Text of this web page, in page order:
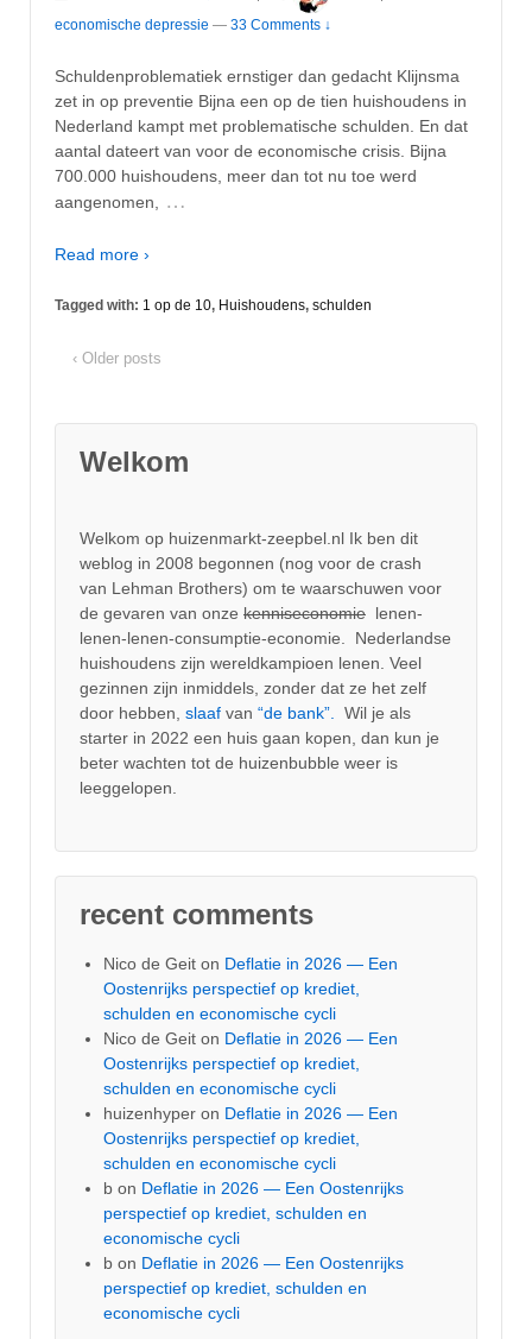
economische depressie — 33 Comments ↓
Schuldenproblematiek ernstiger dan gedacht Klijnsma
zet in op preventie Bijna een op de tien huishoudens in
Nederland kampt met problematische schulden. En dat
aantal dateert van voor de economische crisis. Bijna
700.000 huishoudens, meer dan tot nu toe werd
aangenomen, …
Read more ›
Tagged with: 1 op de 10, Huishoudens, schulden
‹ Older posts
Welkom
Welkom op huizenmarkt-zeepbel.nl Ik ben dit
weblog in 2008 begonnen (nog voor de crash
van Lehman Brothers) om te waarschuwen voor
de gevaren van onze kenniseconomie lenen-
lenen-lenen-consumptie-economie. Nederlandse
huishoudens zijn wereldkampioen lenen. Veel
gezinnen zijn inmiddels, zonder dat ze het zelf
door hebben, slaaf van “de bank”.
Wil je als
starter in 2022 een huis gaan kopen, dan kun je
beter wachten tot de huizenbubble weer is
leeggelopen.
recent comments
Nico de Geit on Deflatie in 2026 — Een
Oostenrijks perspectief op krediet,
schulden en economische cycli
Nico de Geit on Deflatie in 2026 — Een
Oostenrijks perspectief op krediet,
schulden en economische cycli
huizenhyper on Deflatie in 2026 — Een
Oostenrijks perspectief op krediet,
schulden en economische cycli
b on Deflatie in 2026 — Een Oostenrijks
perspectief op krediet, schulden en
economische cycli
b on Deflatie in 2026 — Een Oostenrijks
perspectief op krediet, schulden en
economische cycli